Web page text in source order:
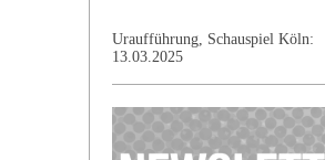
Uraufführung, Schauspiel Köln:
13.03.2025